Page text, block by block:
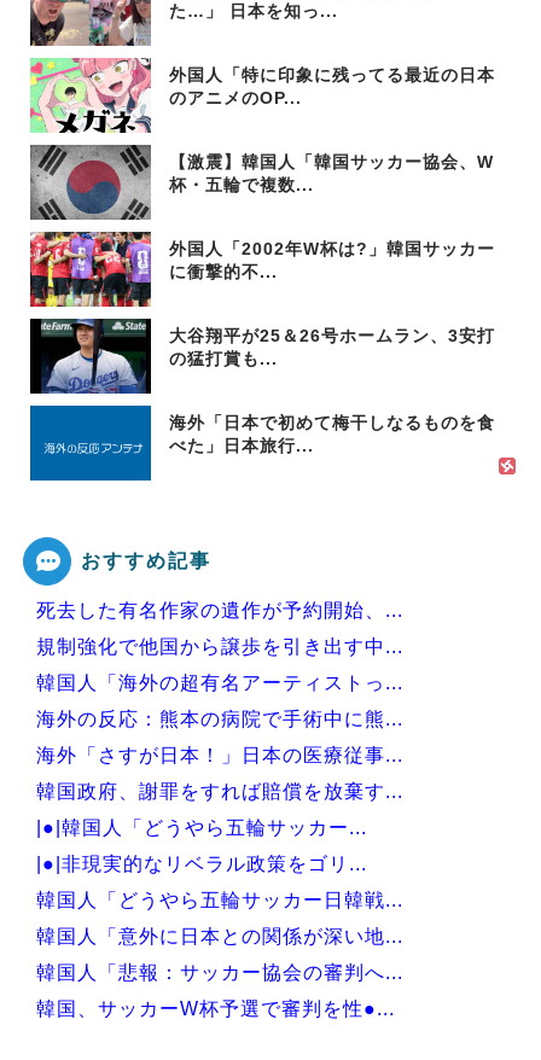
た…」 日本を知っ...
外国人「特に印象に残ってる最近の日本
のアニメのOP...
【激震】韓国人「韓国サッカー協会、W
杯・五輪で複数...
外国人「2002年W杯は?」韓国サッカー
に衝撃的不...
大谷翔平が25＆26号ホームラン、3安打
の猛打賞も...
海外「日本で初めて梅干しなるものを食
べた」日本旅行...
おすすめ記事
死去した有名作家の遺作が予約開始、...
規制強化で他国から譲歩を引き出す中...
韓国人「海外の超有名アーティストっ...
海外の反応：熊本の病院で手術中に熊...
海外「さすが日本！」日本の医療従事...
韓国政府、謝罪をすれば賠償を放棄す...
|●|韓国人「どうやら五輪サッカー...
|●|非現実的なリベラル政策をゴリ...
韓国人「どうやら五輪サッカー日韓戦...
韓国人「意外に日本との関係が深い地...
韓国人「悲報：サッカー協会の審判へ...
韓国、サッカーW杯予選で審判を性●...